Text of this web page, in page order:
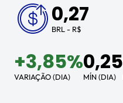
0,27
BRL - R$
+3,85%
VARIAÇÃO (DIA)
0,25
MÍN (DIA)